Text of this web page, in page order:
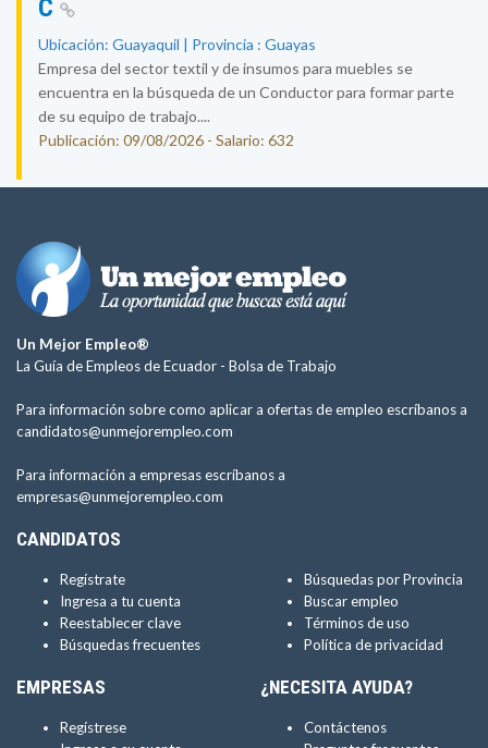
C
Ubicación: Guayaquil | Provincia : Guayas
Empresa del sector textil y de insumos para muebles se
encuentra en la búsqueda de un Conductor para formar parte
de su equipo de trabajo....
Publicación: 09/08/2026 - Salario: 632
Un Mejor Empleo®
La Guía de Empleos de Ecuador - Bolsa de Trabajo
Para información sobre como aplicar a ofertas de empleo escríbanos a
candidatos@unmejorempleo.com
Para información a empresas escríbanos a
empresas@unmejorempleo.com
CANDIDATOS
Regístrate
Ingresa a tu cuenta
Reestablecer clave
Búsquedas frecuentes
Búsquedas por Provincia
Buscar empleo
Términos de uso
Política de privacidad
EMPRESAS
Regístrese
¿NECESITA AYUDA?
Contáctenos